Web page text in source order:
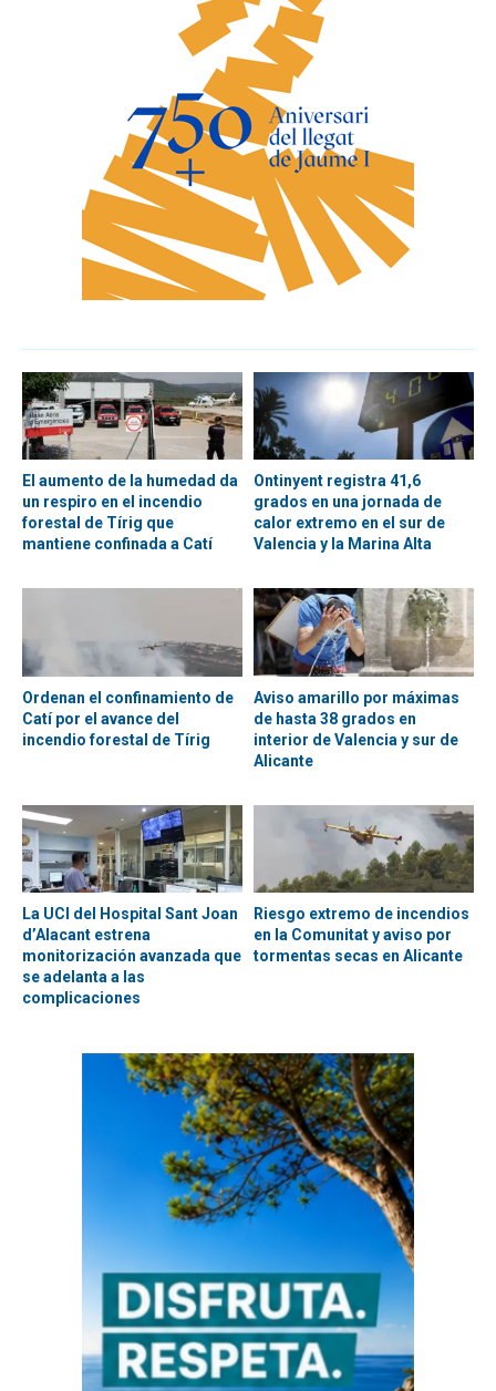
El aumento de la humedad da
un respiro en el incendio
forestal de Tírig que
mantiene confinada a Catí
Ontinyent registra 41,6
grados en una jornada de
calor extremo en el sur de
Valencia y la Marina Alta
Ordenan el confinamiento de
Catí por el avance del
incendio forestal de Tírig
Aviso amarillo por máximas
de hasta 38 grados en
interior de Valencia y sur de
Alicante
La UCI del Hospital Sant Joan
d’Alacant estrena
monitorización avanzada que
se adelanta a las
complicaciones
Riesgo extremo de incendios
en la Comunitat y aviso por
tormentas secas en Alicante